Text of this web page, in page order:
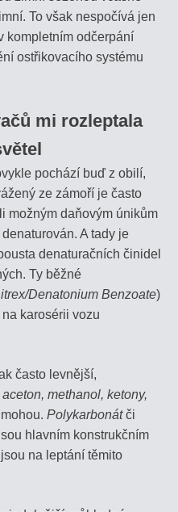
To však nespočívá jen
kompletním odčerpání
ostřikovacího systému
mi rozleptala
pochází buď z obilí,
ze zámoří je často
možným daňovým únikům
A tady je
denaturačních činidel
Ty běžné
Denatonium Benzoate)
karosérii vozu
často levnější,
aceton, methanol, ketony,
Polykarbonátči
hlavním konstrukčním
na leptání těmito